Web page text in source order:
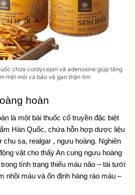
chứa cordycepin và adenosine giúp tăng
mệt mỏi và bảo vệ gan thận tim
hoàn
là một bài thuốc cổ truyền đặc biệt
Hàn Quốc, chứa hỗn hợp dược liệu
chu sa, realgar , ngưu hoàng. Nghiên
vật cho thấy An cung ngưu hoàng
tình trạng thiếu máu não – tái tưới
nhồi máu và ổn định hàng rào máu –